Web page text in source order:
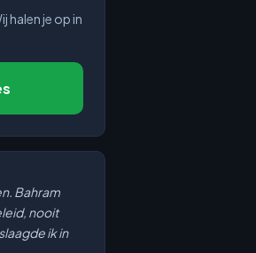
halen je op in
Bahram
nooit
ik in